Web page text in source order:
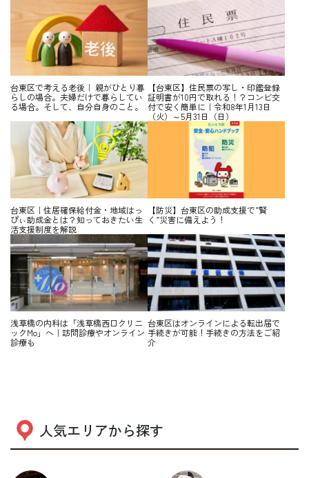
台東区で考える老後｜ 親がひとり暮
らしの場合。夫婦だけで暮らしてい
る場合。そして、自分自身のこと。
【台東区】住民票の写し・印鑑登録
証明書が10円で取れる！？コンビ交
付で安く簡単に｜令和8年1月13日
（火）～5月31日（日）
台東区｜住居確保給付金・地域はっ
ぴぃ助成金とは？知っておきたい生
活支援制度を解説
【防災】台東区の助成支援で”賢
く”災害に備えよう！
浅草橋の内科は「浅草橋西口クリニ
ックMo」へ｜訪問診療やオンライン
診療も
台東区はオンラインによる転出届で
手続きが可能！手続きの方法をご紹
介
人気エリアから探す